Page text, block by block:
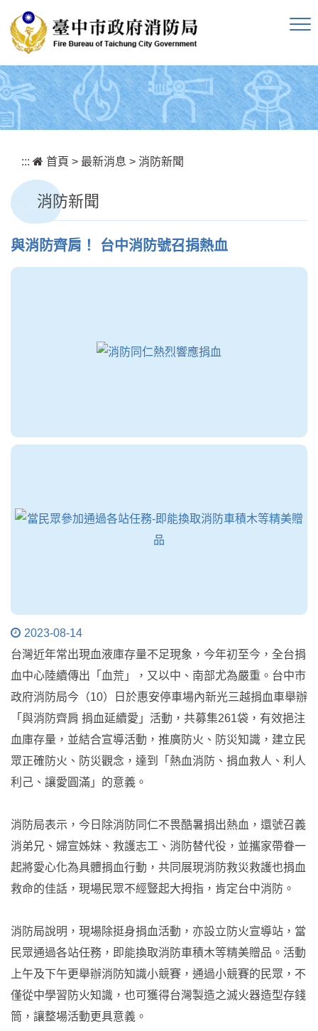
::: 首頁 > 最新消息 > 消防新聞
消防新聞
與消防齊肩！ 台中消防號召捐熱血
2023-08-14
台灣近年常出現血液庫存量不足現象，今年初至今，全台捐
血中心陸續傳出「血荒」，又以中、南部尤為嚴重。台中市
政府消防局今（10）日於惠安停車場內新光三越捐血車舉辦
「與消防齊肩 捐血延續愛」活動，共募集261袋，有效挹注
血庫存量，並結合宣導活動，推廣防火、防災知識，建立民
眾正確防火、防災觀念，達到「熱血消防、捐血救人、利人
利己、讓愛圓滿」的意義。
消防局表示，今日除消防同仁不畏酷暑捐出熱血，還號召義
消弟兄、婦宣姊妹、救護志工、消防替代役，並攜家帶眷一
起將愛心化為具體捐血行動，共同展現消防救災救護也捐血
救命的佳話，現場民眾不經豎起大拇指，肯定台中消防。
消防局說明，現場除挺身捐血活動，亦設立防火宣導站，當
民眾通過各站任務，即能換取消防車積木等精美贈品。活動
上午及下午更舉辦消防知識小競賽，通過小競賽的民眾，不
僅從中學習防火知識，也可獲得台灣製造之滅火器造型存錢
筒，讓整場活動更具意義。